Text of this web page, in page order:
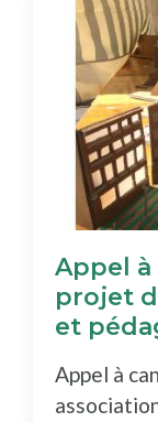
Appel
projet
et
Appel à